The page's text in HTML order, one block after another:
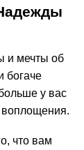
и мечты об
богаче
у вас
воплощения.
что вам